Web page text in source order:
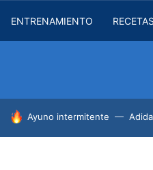
ENTRENAMIENTO
HOY SE HABLA DE
Ayuno intermitente